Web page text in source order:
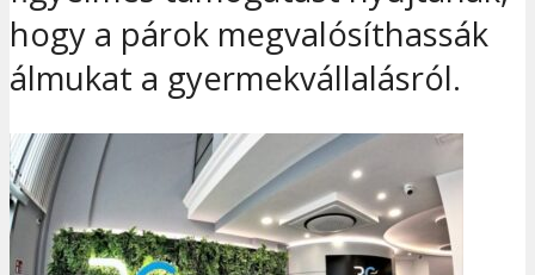
hogy a párok megvalósíthassák
álmukat a gyermekvállalásról.